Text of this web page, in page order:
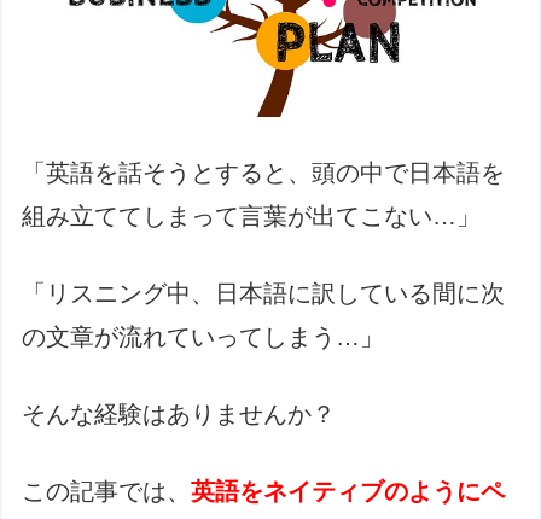
「英語を話そうとすると、頭の中で日本語を
組み立ててしまって言葉が出てこない…」
「リスニング中、日本語に訳している間に次
の文章が流れていってしまう…」
そんな経験はありませんか？
この記事では、英語をネイティブのようにペ